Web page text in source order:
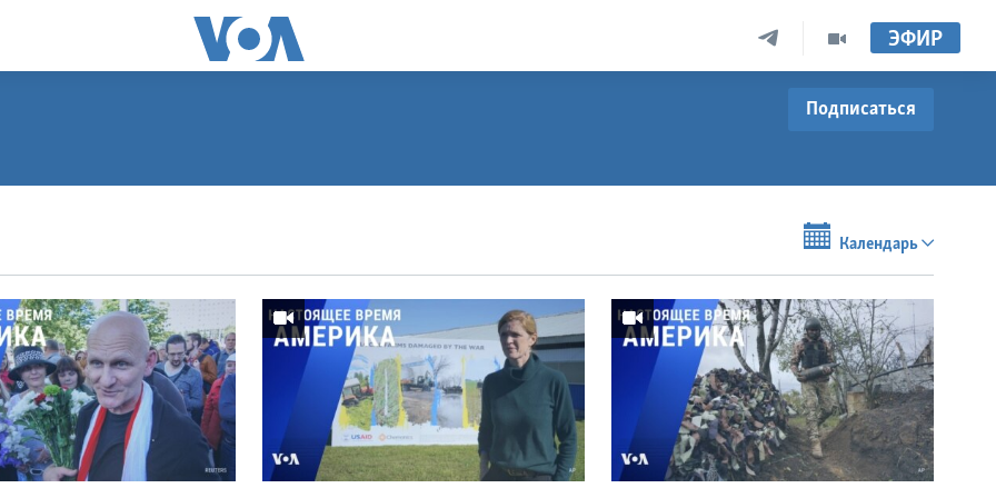
ЭФИР
Подписаться
Календарь